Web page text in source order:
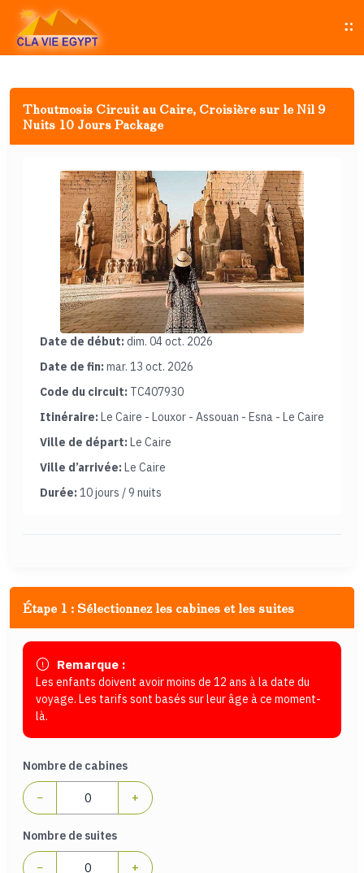
Thoutmosis Circuit au Caire, Croisière sur le Nil 9
Nuits 10 Jours Package
Date de début:dim. 04 oct. 2026
Date de fin:mar. 13 oct. 2026
Code du circuit: TC407930
Itinéraire:Le Caire - Louxor - Assouan - Esna - Le Caire
Ville de départ:Le Caire
Ville d’arrivée:Le Caire
Durée:10 jours / 9 nuits
Étape 1 : Sélectionnez les cabines et les suites
Remarque :
Les enfants doivent avoir moins de 12 ans à la date du
voyage. Les tarifs sont basés sur leur âge à ce moment-
là.
Nombre de cabines
− +
Nombre de suites
− +